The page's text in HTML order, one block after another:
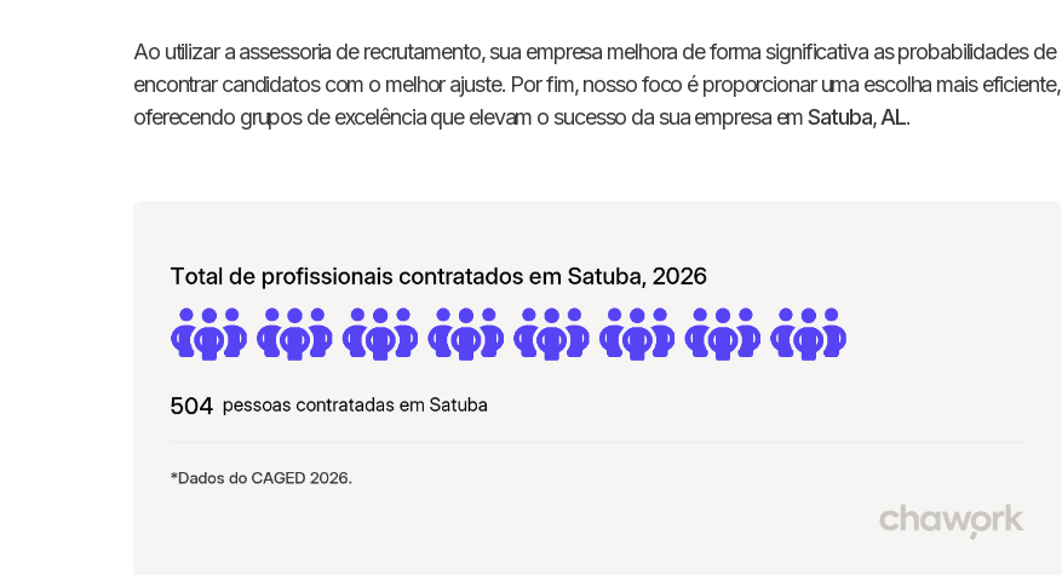
Ao utilizar a assessoria de recrutamento, sua empresa melhora de forma significativa as probabilidades de
encontrar candidatos com o melhor ajuste. Por fim, nosso foco é proporcionar uma escolha mais eficiente,
oferecendo grupos de excelência que elevam o sucesso da sua empresa emSatuba,AL.
+55 Digite seu telefone